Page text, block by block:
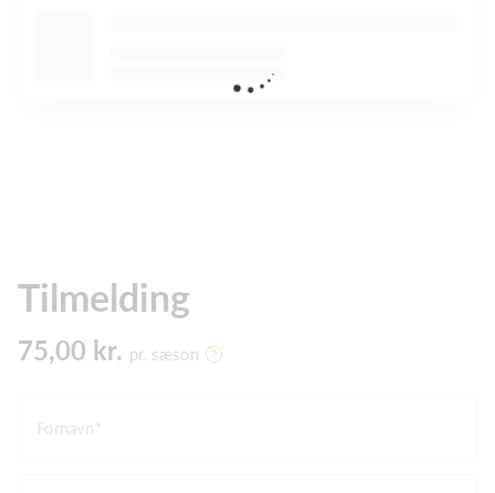
Tilmelding
75,00 kr. pr. sæson
Fornavn